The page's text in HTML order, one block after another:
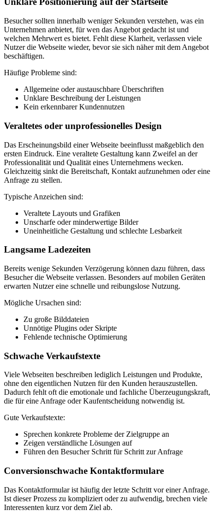
Besucher sollten innerhalb weniger Sekunden verstehen, was ein
Unternehmen anbietet, für wen das Angebot gedacht ist und
welchen Mehrwert es bietet. Fehlt diese Klarheit, verlassen viele
Nutzer die Webseite wieder, bevor sie sich näher mit dem Angebot
beschäftigen.
Häufige Probleme sind:
Allgemeine oder austauschbare Überschriften
Unklare Beschreibung der Leistungen
Kein erkennbarer Kundennutzen
Veraltetes oder unprofessionelles Design
Das Erscheinungsbild einer Webseite beeinflusst maßgeblich den
ersten Eindruck. Eine veraltete Gestaltung kann Zweifel an der
Professionalität und Qualität eines Unternehmens wecken.
Gleichzeitig sinkt die Bereitschaft, Kontakt aufzunehmen oder eine
Anfrage zu stellen.
Typische Anzeichen sind:
Veraltete Layouts und Grafiken
Unscharfe oder minderwertige Bilder
Uneinheitliche Gestaltung und schlechte Lesbarkeit
Langsame Ladezeiten
Bereits wenige Sekunden Verzögerung können dazu führen, dass
Besucher die Webseite verlassen. Besonders auf mobilen Geräten
erwarten Nutzer eine schnelle und reibungslose Nutzung.
Mögliche Ursachen sind:
Zu große Bilddateien
Unnötige Plugins oder Skripte
Fehlende technische Optimierung
Schwache Verkaufstexte
Viele Webseiten beschreiben lediglich Leistungen und Produkte,
ohne den eigentlichen Nutzen für den Kunden herauszustellen.
Dadurch fehlt oft die emotionale und fachliche Überzeugungskraft,
die für eine Anfrage oder Kaufentscheidung notwendig ist.
Gute Verkaufstexte:
Sprechen konkrete Probleme der Zielgruppe an
Zeigen verständliche Lösungen auf
Führen den Besucher Schritt für Schritt zur Anfrage
Conversionschwache Kontaktformulare
Das Kontaktformular ist häufig der letzte Schritt vor einer Anfrage.
Ist dieser Prozess zu kompliziert oder zu aufwendig, brechen viele
Interessenten kurz vor dem Ziel ab.